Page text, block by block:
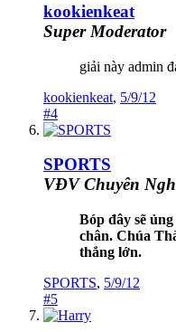
kookienkeat
Super Moderator
giải này admin
kookienkeat, 5/9/12
#4
SPORTS
VĐV Chuyên
Bóp đây sẽ
chân. Chúa
thắng lớn.
SPORTS, 5/9/12
#5